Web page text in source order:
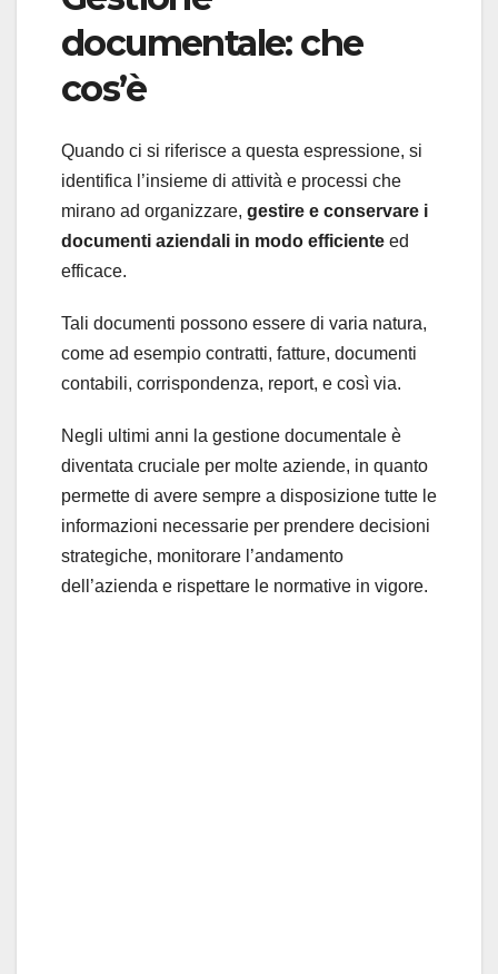
documentale: che
cos’è
Quando ci si riferisce a questa espressione, si
identifica l’insieme di attività e processi che
mirano ad organizzare, gestire e conservare i
documenti aziendali in modo efficiente ed
efficace.
Tali documenti possono essere di varia natura,
come ad esempio contratti, fatture, documenti
contabili, corrispondenza, report, e così via.
Negli ultimi anni la gestione documentale è
diventata cruciale per molte aziende, in quanto
permette di avere sempre a disposizione tutte le
informazioni necessarie per prendere decisioni
strategiche, monitorare l’andamento
dell’azienda e rispettare le normative in vigore.